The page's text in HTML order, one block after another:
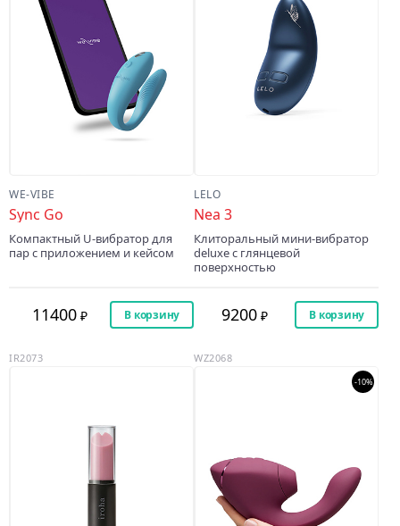
WE-VIBE
Sync Go
Компактный U-вибратор для
пар с приложением и кейсом
11400 В корзину
LELO
Nea 3
Клиторальный мини-вибратор
deluxe с глянцевой
поверхностью
9200 В корзину
IR2073 WZ2068
-10%